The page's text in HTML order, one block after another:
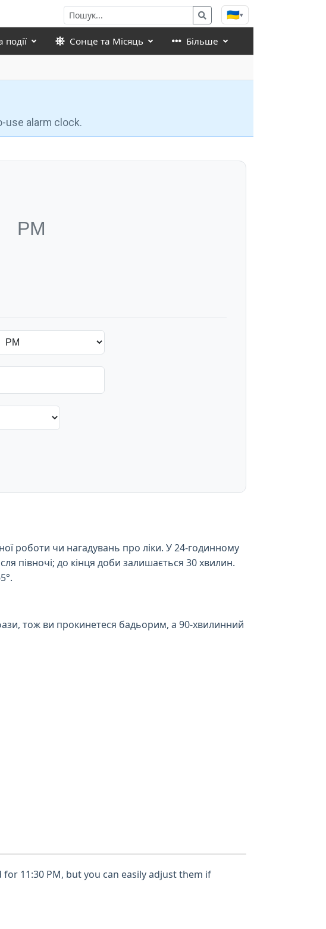
🇺🇦▾
події Сонце та Місяць Більше
use alarm clock.
PM
роботи чи нагадувань про ліки. У 24-годинному
півночі; до кінця доби залишається 30 хвилин.
тож ви прокинетеся бадьорим, а 90-хвилинний
11:30 PM, but you can easily adjust them if